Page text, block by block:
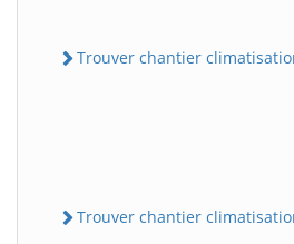
Trouver chantier
Trouver chantier